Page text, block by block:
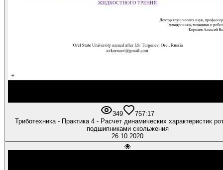
349 757:17
Триботехника - Практика 4 - Расчет динамических характеристик
подшипниками скольжения
26.10.2020
🐙